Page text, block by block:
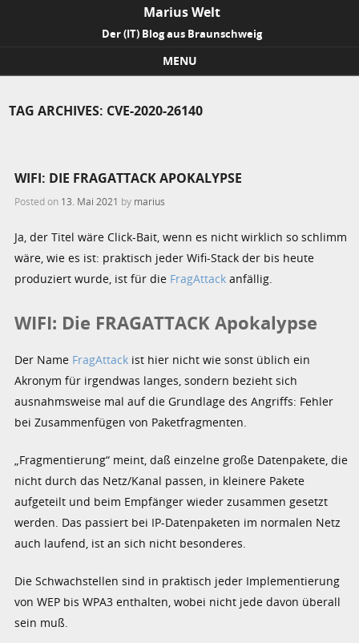
Marius Welt
Der (IT) Blog aus Braunschweig
MENU
TAG ARCHIVES: CVE-2020-26140
WIFI: DIE FRAGATTACK APOKALYPSE
Posted on 13. Mai 2021 by marius
Ja, der Titel wäre Click-Bait, wenn es nicht wirklich so schlimm
wäre, wie es ist: praktisch jeder Wifi-Stack der bis heute
produziert wurde, ist für die FragAttack anfällig.
WIFI: Die FRAGATTACK Apokalypse
Der Name FragAttack ist hier nicht wie sonst üblich ein
Akronym für irgendwas langes, sondern bezieht sich
ausnahmsweise mal auf die Grundlage des Angriffs: Fehler
bei Zusammenfügen von Paketfragmenten.
„Fragmentierung“ meint, daß einzelne große Datenpakete, die
nicht durch das Netz/Kanal passen, in kleinere Pakete
aufgeteilt und beim Empfänger wieder zusammen gesetzt
werden. Das passiert bei IP-Datenpaketen im normalen Netz
auch laufend, ist an sich nicht besonderes.
Die Schwachstellen sind in praktisch jeder Implementierung
von WEP bis WPA3 enthalten, wobei nicht jede davon überall
sein muß.